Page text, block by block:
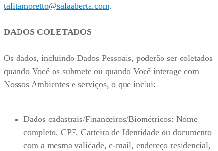
talitamoretto@salaaberta.com.
DADOS COLETADOS
Os dados, incluindo Dados Pessoais, poderão ser coletados
quando Você os submete ou quando Você interage com
Nossos Ambientes e serviços, o que inclui:
Dados cadastrais/Financeiros/Biométricos: Nome
completo, CPF, Carteira de Identidade ou documento
com a mesma validade, e-mail, endereço residencial,